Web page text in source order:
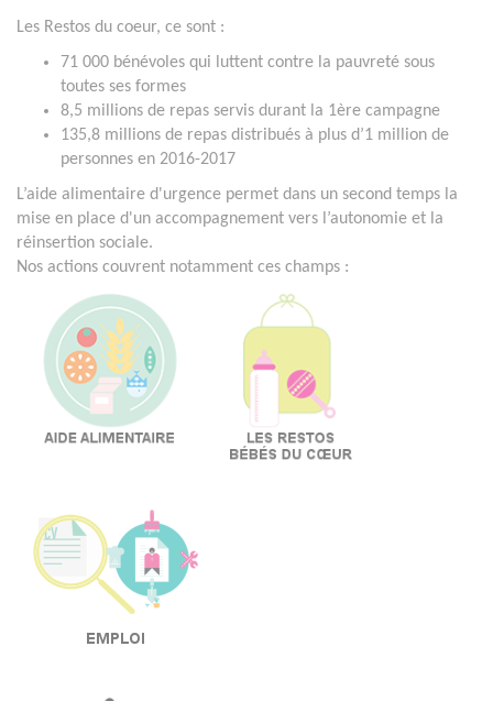
Les Restos du coeur, ce sont :
71 000 bénévoles qui luttent contre la pauvreté sous
toutes ses formes
8,5 millions de repas servis durant la 1ère campagne
135,8 millions de repas distribués à plus d’1 million de
personnes en 2016-2017
L’aide alimentaire d'urgence permet dans un second temps la
mise en place d'un accompagnement vers l’autonomie et la
réinsertion sociale.
Nos actions couvrent notamment ces champs :